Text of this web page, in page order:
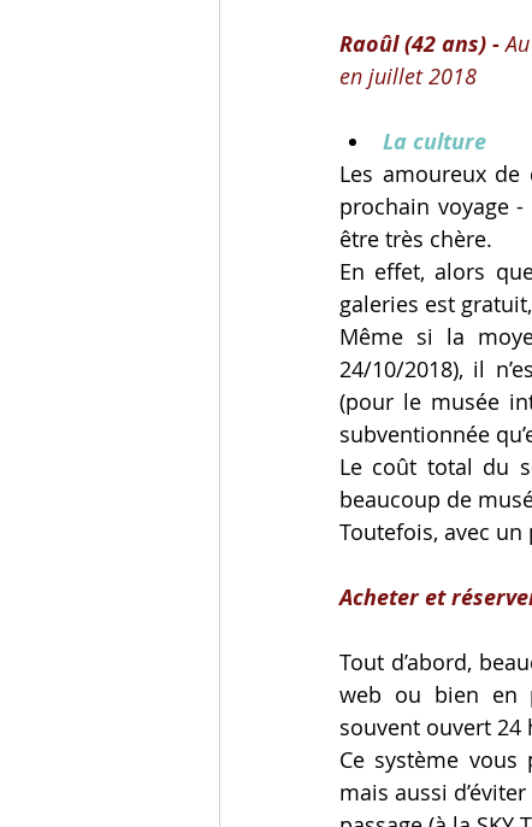
Raoûl (42 ans) -
en juillet 2018
La culture
Les amoureux
prochain voyage
être très chère.
En effet, alors
galeries est
Même si la
24/10/2018), il
(pour le musée
subventionnée
Le coût total du
beaucoup de
Toutefois, avec un
Acheter et
Tout d’abord,
web ou bien en
souvent ouvert 24
Ce système
mais aussi